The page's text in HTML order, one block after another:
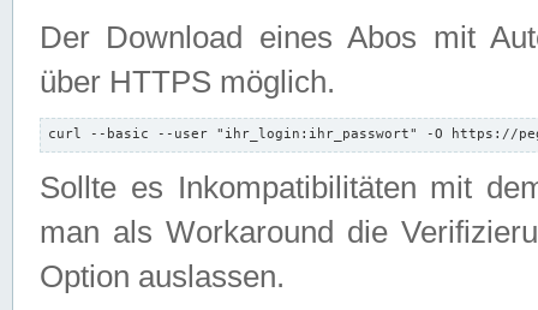
Der Download eines Abos mit
über HTTPS möglich.
curl --basic --user "ihr_login:ihr_passwort" -O https://
Sollte es Inkompatibilitäten mit
man als Workaround die
Option auslassen.